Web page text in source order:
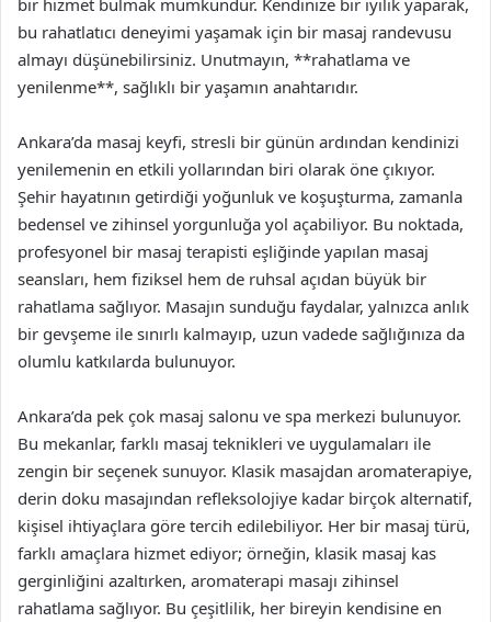
bu rahatlatıcı deneyimi yaşamak için bir masaj randevusu
almayı düşünebilirsiniz. Unutmayın, **rahatlama ve
yenilenme**, sağlıklı bir yaşamın anahtarıdır.
Ankara’da masaj keyfi, stresli bir günün ardından kendinizi
yenilemenin en etkili yollarından biri olarak öne çıkıyor.
Şehir hayatının getirdiği yoğunluk ve koşuşturma, zamanla
bedensel ve zihinsel yorgunluğa yol açabiliyor. Bu noktada,
profesyonel bir masaj terapisti eşliğinde yapılan masaj
seansları, hem fiziksel hem de ruhsal açıdan büyük bir
rahatlama sağlıyor. Masajın sunduğu faydalar, yalnızca anlık
bir gevşeme ile sınırlı kalmayıp, uzun vadede sağlığınıza da
olumlu katkılarda bulunuyor.
Ankara’da pek çok masaj salonu ve spa merkezi bulunuyor.
Bu mekanlar, farklı masaj teknikleri ve uygulamaları ile
zengin bir seçenek sunuyor. Klasik masajdan aromaterapiye,
derin doku masajından refleksolojiye kadar birçok alternatif,
kişisel ihtiyaçlara göre tercih edilebiliyor. Her bir masaj türü,
farklı amaçlara hizmet ediyor; örneğin, klasik masaj kas
gerginliğini azaltırken, aromaterapi masajı zihinsel
rahatlama sağlıyor. Bu çeşitlilik, her bireyin kendisine en